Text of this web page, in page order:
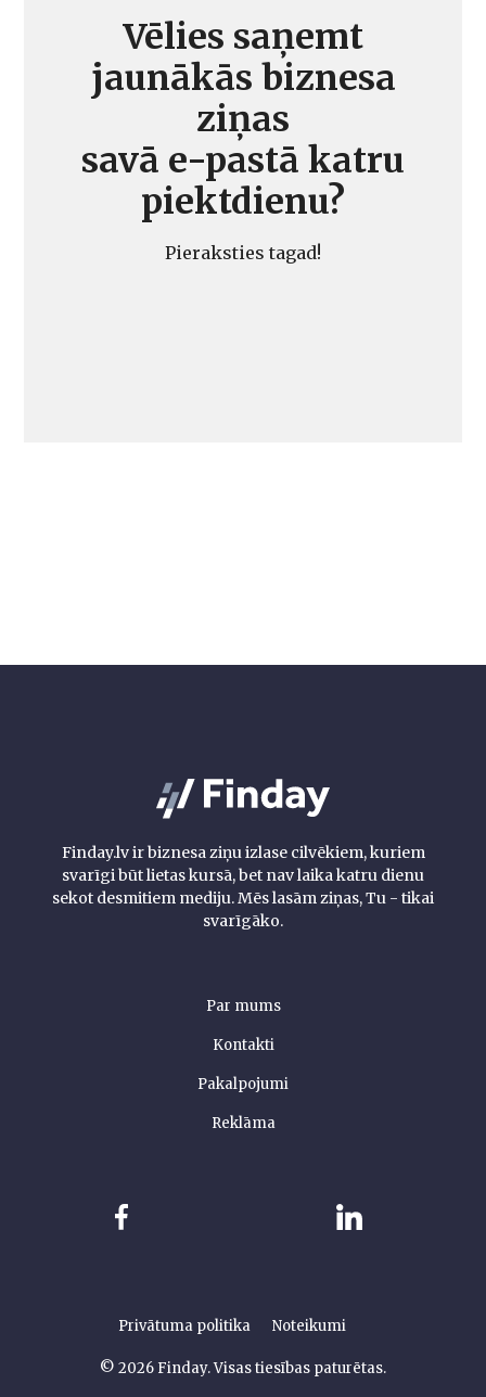
Vēlies saņemt
jaunākās biznesa
ziņas
savā e-pastā katru
piektdienu?
Pieraksties tagad!
Finday.lv ir biznesa ziņu izlase cilvēkiem, kuriem
svarīgi būt lietas kursā, bet nav laika katru dienu
sekot desmitiem mediju. Mēs lasām ziņas, Tu - tikai
svarīgāko.
Par mums
Kontakti
Pakalpojumi
Reklāma
© 2026 Finday. Visas tiesības paturētas.
Privātuma politika Noteikumi